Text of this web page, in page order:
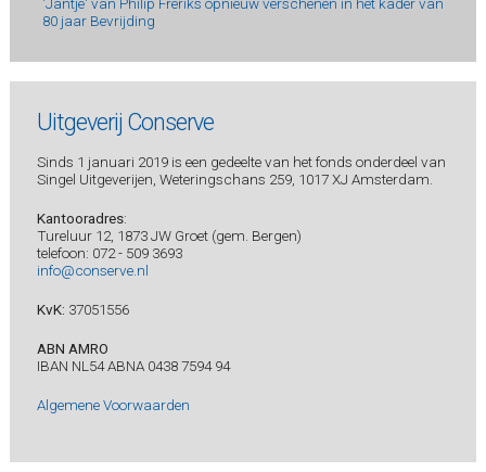
'Jantje' van Philip Freriks opnieuw verschenen in het kader van
80 jaar Bevrijding
Uitgeverij Conserve
Sinds 1 januari 2019 is een gedeelte van het fonds onderdeel van
Singel Uitgeverijen, Weteringschans 259, 1017 XJ Amsterdam.
Kantooradres:
Tureluur 12, 1873 JW Groet (gem. Bergen)
telefoon: 072 - 509 3693
info@conserve.nl
KvK: 37051556
ABN AMRO
IBAN NL54 ABNA 0438 7594 94
Algemene Voorwaarden